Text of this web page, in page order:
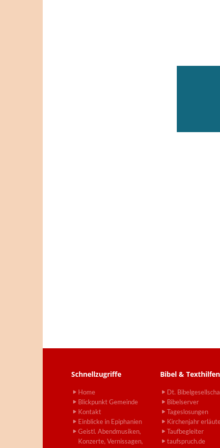
Schnellzugriffe
Home
Blickpunkt Gemeinde
Kontakt
Einblicke in Epiphanien
Geistl. Abendmusiken,
Konzerte, Vernissagen,
Bibel & Texthilfen
Dt.
Bibelserver
Tageslosungen
Kirchenjahr
Taufbegleiter
taufspruch.de